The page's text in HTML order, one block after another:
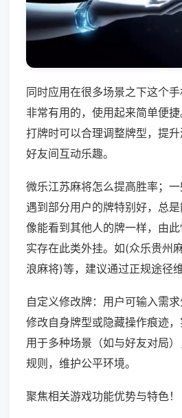
同时应用在很多场景之下这个
非常有用的，使用起来简单便
打牌时可以合理调整牌型，提
好友间互动乐趣。
微乐江苏麻将怎么提高胜率；
遇到部分用户的牌特别好，总
像能看到其他人的牌一样，由
实存在此类外挂。如(众乐贵州
浪麻将)等，建议通过正规途径
自定义修改牌：用户可输入需求
修改自身牌型或隐藏操作痕迹
用于多种场景（如与好友对局
规则，维护公平环境。
聚焦相关游戏功能优势与特色！